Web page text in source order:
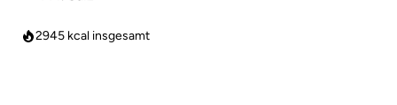
2945 kcal insgesamt